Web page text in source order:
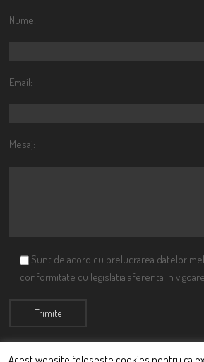
Nume:
Email:
Mesaj:
Sunt de acord cu prelucrarea datelor
conformitate cu legislatia aferenta in vigoare
Acest website foloseste cookies pentru ca